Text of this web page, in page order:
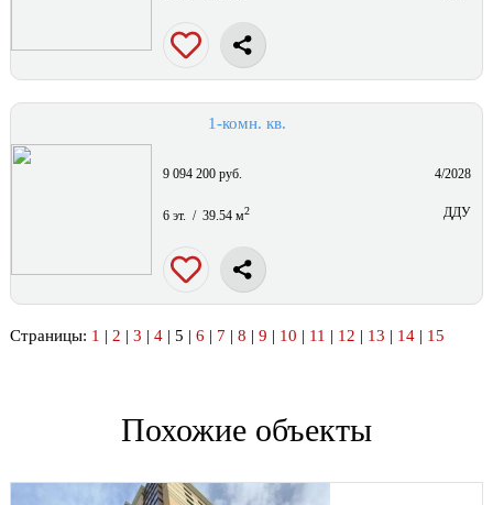
1-комн. кв.
9 094 200 руб. 4/2028
6 эт. / 39.54 м2 ДДУ
Страницы: 1 | 2 | 3 | 4| 5 | 6 | 7 | 8 | 9 | 10 | 11 | 12 | 13 | 14| 15
Похожие объекты